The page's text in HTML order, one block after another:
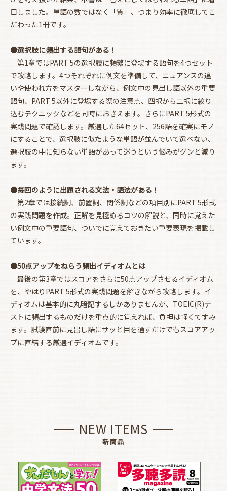
お買い物を続ける カートへ進む
目しました。単語の数ではなく「質」、つまり効率に徹底してこ
だわった1冊です。
●選択肢に頻出する語句がある！
第1章ではPART 5の選択肢に頻繁に登場する語句を4つセット
で攻略します。4つそれぞれに例文を準備して、ニュアンスの違
いや使われ方をマスターしながら、例文中の見出し語以外の重要
語句、PART 5以外に登場する際の注意点、四択から二択に絞り
込むテクニックなどを同時におさえます。さらにPART 5形式の
実践問題で確認します。厳選した64セット、256語を確実にモノ
にすることで、選択肢に似たような単語が並んでいて選べない、
選択肢の中に知らない単語があって迷うという悩みがグンと減り
ます。
●毎回のように出題される文法・語法がある！
第2章では接続詞、前置詞、関係詞などの項目別にPART 5形式
の実践問題を作成。正解を見極めるコツの解説と、同時に覚えた
い例文中の重要語句、ついでに覚えておきたい重要表現を掲載し
ています。
●50点アップをねらう頻出イディオムとは
最後の第3章ではスコアをさらに50点アップさせるイディオム
を、やはりPART 5形式の実践問題を解きながら攻略します。イ
ディオムは基本的に丸暗記するしかありませんが、TOEIC(R)テ
ストに頻出するものだけを重点的に覚えれば、負担は軽くてすみ
ます。試験直前に見出し語にサッと目を通すだけでもスコアアッ
プに直結する厳選イディオムです。
NEW ITEMS
新商品